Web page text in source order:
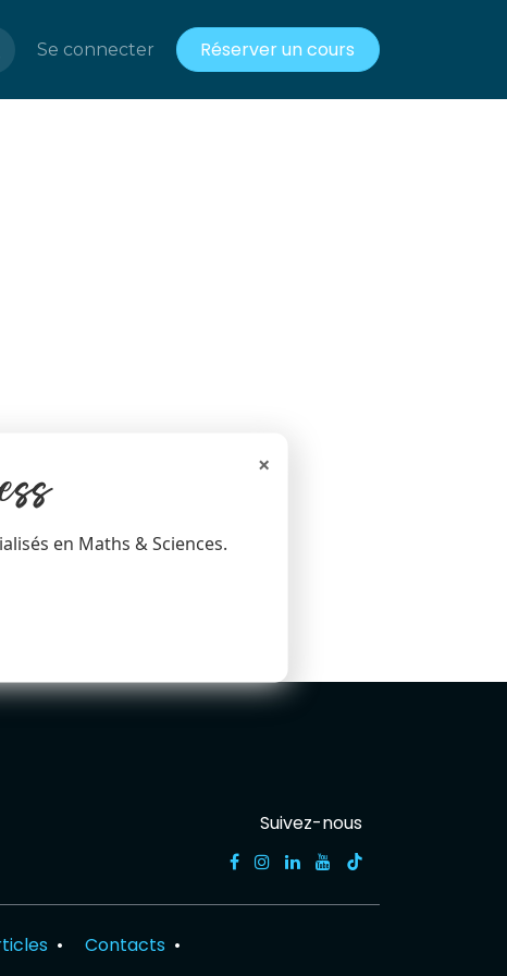
Ressources gratuites
Se connecter Réserver un cours
Suivez-nous
• Contacts •
×
en Maths & Sciences.